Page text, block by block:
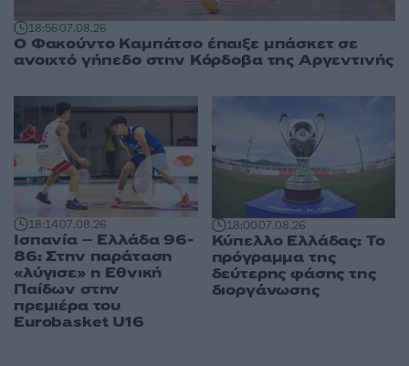
18:5607.08.26
Ο Φακούντο Καμπάτσο έπαιξε μπάσκετ σε
ανοιχτό γήπεδο στην Κόρδοβα της Αργεντινής
18:1407.08.26
Ισπανία – Ελλάδα 96-
86: Στην παράταση
«λύγισε» η Εθνική
Παίδων στην
πρεμιέρα του
Eurobasket U16
18:0007.08.26
Κύπελλο Ελλάδας: Το
πρόγραμμα της
δεύτερης φάσης της
διοργάνωσης